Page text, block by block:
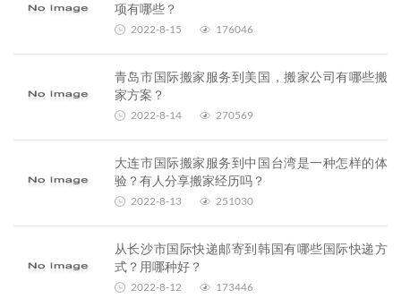
项有哪些？
2022-8-15 176046
青岛市国际搬家服务到美国，搬家公司有哪些搬
家方案？
2022-8-14 270569
大连市国际搬家服务到中国台湾是一种怎样的体
验？有人分享搬家经历吗？
2022-8-13 251030
从长沙市国际快递邮寄到韩国有哪些国际快递方
式？用哪种好？
2022-8-12 173446